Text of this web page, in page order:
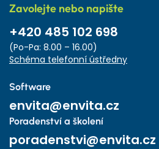
Zavolejte nebo napište
+420 485 102 698
(Po-Pa: 8.00 – 16.00)
Schéma telefonní ústředny
Software
envita@envita.cz
Poradenství a školení
poradenstvi@envita.cz